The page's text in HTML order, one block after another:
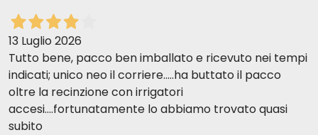
13 Luglio 2026
Tutto bene, pacco ben imballato e ricevuto nei tempi
indicati; unico neo il corriere.....ha buttato il pacco
oltre la recinzione con irrigatori
accesi....fortunatamente lo abbiamo trovato quasi
subito